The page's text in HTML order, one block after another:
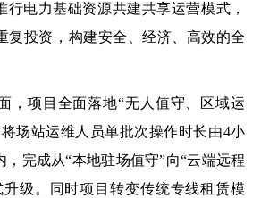
电力基础资源共建共享运营模式，
复投资，构建安全、经济、高效的全
项目全面落地“无人值守、区域运
场站运维人员单批次操作时长由4小
，完成从“本地驻场值守”向“云端远程
级。同时项目转变传统专线租赁模